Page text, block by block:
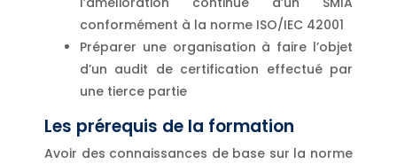
conformément à la norme ISO/IEC 42001
Préparer une organisation à faire l’objet
d’un audit de certification effectué par
une tierce partie
Les prérequis de la formation
Avoir des connaissances de base sur la norme